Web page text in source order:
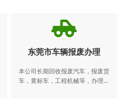
东莞市车辆报废办理
本公司长期回收报废汽车，报废货
车，黄标车，工程机械等，办理本